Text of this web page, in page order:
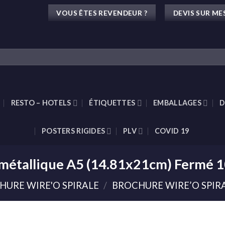
VOUS ÊTES REVENDEUR ? DEVIS SUR
RESTO – HOTELS ÉTIQUETTES EMBALLAGES
POSTERS RIGIDES PLV COVID 19
A5 (14.81x21cm) Fermé
WIRE'O SPIRALE / BROCHURE WIRE’O